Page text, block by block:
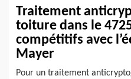
Traitement
toiture dans le
compétitifs avec
Mayer
Pour un traitement